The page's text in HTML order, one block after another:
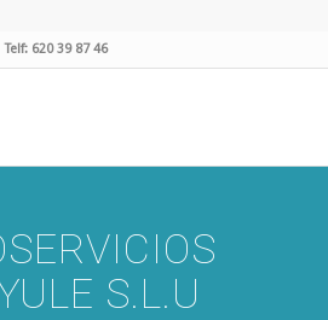
Telf: 620 39 87 46
S.L.U